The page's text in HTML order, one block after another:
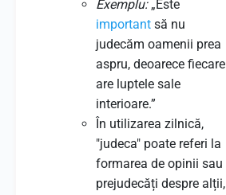
Exemplu:„Este
important să nu
judecăm oamenii prea
aspru, deoarece fiecare
are luptele sale
interioare.”
În utilizarea zilnică,
"judeca" poate referi la
formarea de opinii sau
prejudecăți despre alții,